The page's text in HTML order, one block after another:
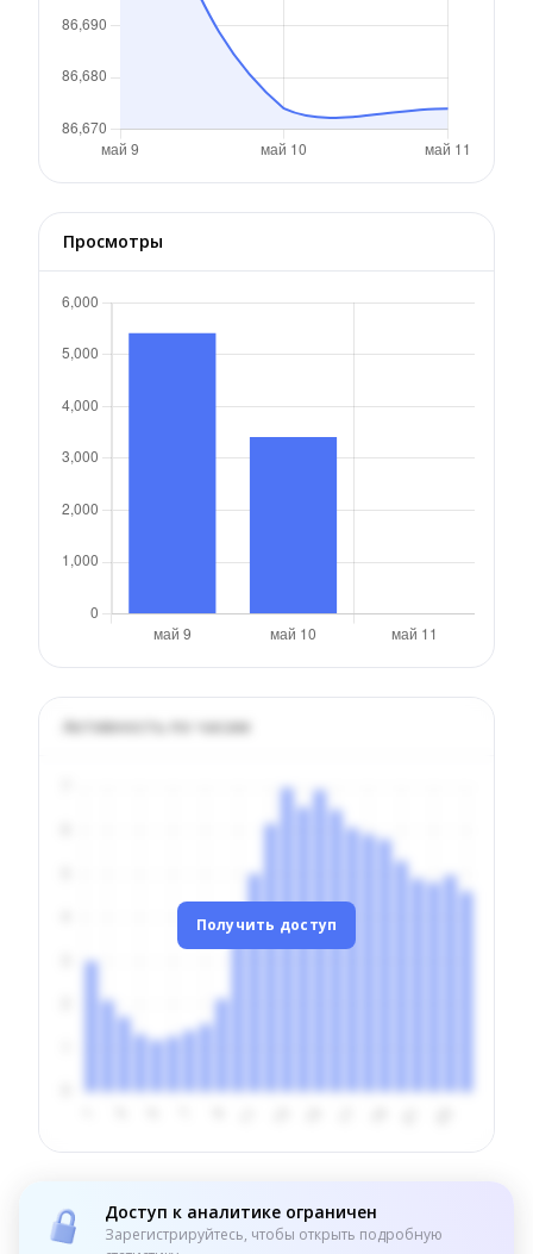
Просмотры
Активность по часам
Получить доступ
Доступ к аналитике ограничен
Зарегистрируйтесь, чтобы открыть подробную